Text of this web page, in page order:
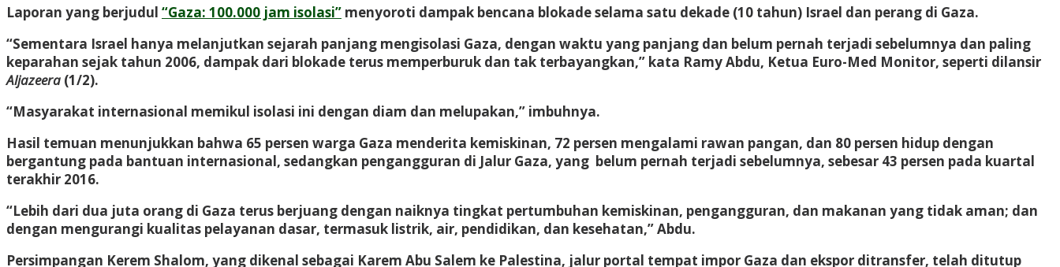
Laporan yang berjudul “Gaza: 100.000 jam isolasi” menyoroti dampak bencana blokade selama satu dekade (10 tahun) Israel dan perang di Gaza.
“Sementara Israel hanya melanjutkan sejarah panjang mengisolasi Gaza, dengan waktu yang panjang dan belum pernah terjadi sebelumnya dan paling
keparahan sejak tahun 2006, dampak dari blokade terus memperburuk dan tak terbayangkan,” kata Ramy Abdu, Ketua Euro-Med Monitor, seperti dilansir
Aljazeera (1/2).
“Masyarakat internasional memikul isolasi ini dengan diam dan melupakan,” imbuhnya.
Hasil temuan menunjukkan bahwa 65 persen warga Gaza menderita kemiskinan, 72 persen mengalami rawan pangan, dan 80 persen hidup dengan
bergantung pada bantuan internasional, sedangkan pengangguran di Jalur Gaza, yang belum pernah terjadi sebelumnya, sebesar 43 persen pada kuartal
terakhir 2016.
“Lebih dari dua juta orang di Gaza terus berjuang dengan naiknya tingkat pertumbuhan kemiskinan, pengangguran, dan makanan yang tidak aman; dan
dengan mengurangi kualitas pelayanan dasar, termasuk listrik, air, pendidikan, dan kesehatan,” Abdu.
Persimpangan Kerem Shalom, yang dikenal sebagai Karem Abu Salem ke Palestina, jalur portal tempat impor Gaza dan ekspor ditransfer, telah ditutup